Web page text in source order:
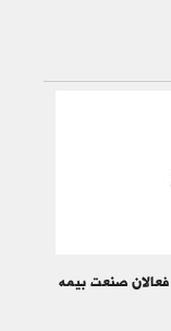
صنعت بیمه